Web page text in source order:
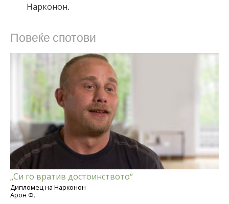
Нарконон.
Повеќе спотови
„Си го вратив достоинството“
Дипломец на Нарконон
Арон Ф.